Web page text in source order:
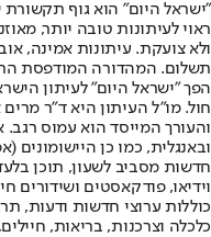
"ישראל היום" הוא גוף
ראוי לעיתונות טובה יותר,
ולא צועקת. עיתונות אמינה,
הפך "ישראל היום" לעיתון
חול. מו"ל העיתון היא ד"ר
והעורך המייסד הוא עמוס
חדשות מסביב לשעון, תוכן
וידיאו, פודקאסטים ושידורים
כוללות ערוצי חדשות ודעות,